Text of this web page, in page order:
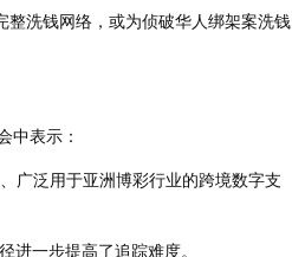
洗钱网络，或为侦破华人绑架案洗钱
中表示：
广泛用于亚洲博彩行业的跨境数字支
一步提高了追踪难度。